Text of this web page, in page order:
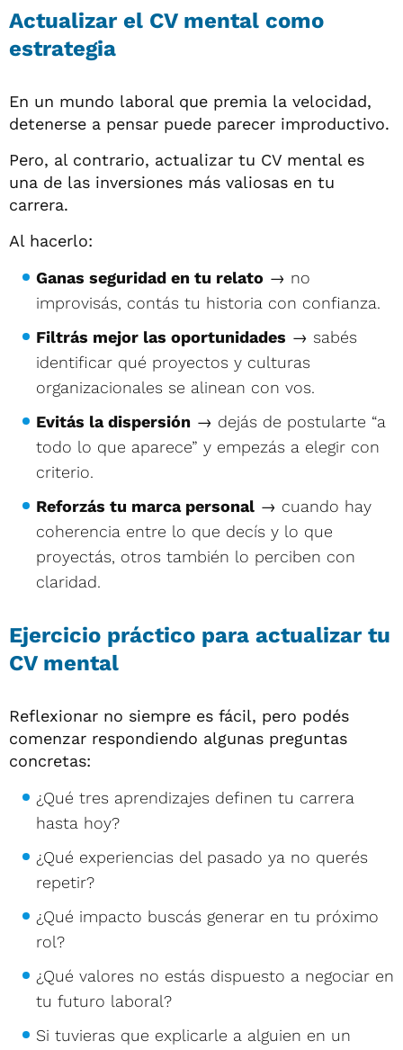
Actualizar el CV mental como
estrategia
En un mundo laboral que premia la velocidad,
detenerse a pensar puede parecer improductivo.
Pero, al contrario, actualizar tu CV mental es
una de las inversiones más valiosas en tu
carrera.
Al hacerlo:
Ganas seguridad en tu relato → no
improvisás, contás tu historia con confianza.
Filtrás mejor las oportunidades → sabés
identificar qué proyectos y culturas
organizacionales se alinean con vos.
Evitás la dispersión → dejás de postularte “a
todo lo que aparece” y empezás a elegir con
criterio.
Reforzás tu marca personal → cuando hay
coherencia entre lo que decís y lo que
proyectás, otros también lo perciben con
claridad.
Ejercicio práctico para actualizar tu
CV mental
Reflexionar no siempre es fácil, pero podés
comenzar respondiendo algunas preguntas
concretas:
¿Qué tres aprendizajes definen tu carrera
hasta hoy?
¿Qué experiencias del pasado ya no querés
repetir?
¿Qué impacto buscás generar en tu próximo
rol?
¿Qué valores no estás dispuesto a negociar en
tu futuro laboral?
Si tuvieras que explicarle a alguien en un